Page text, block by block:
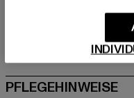
GRÖSSE &
PFLEGEHINWEISE